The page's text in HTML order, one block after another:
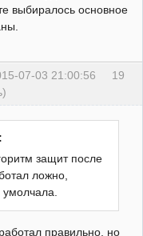
выбиралось основное
19
07-03 21:00:56
защит после
ложно,
правильно, но